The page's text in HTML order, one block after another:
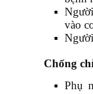
vào
Chống
Phụ